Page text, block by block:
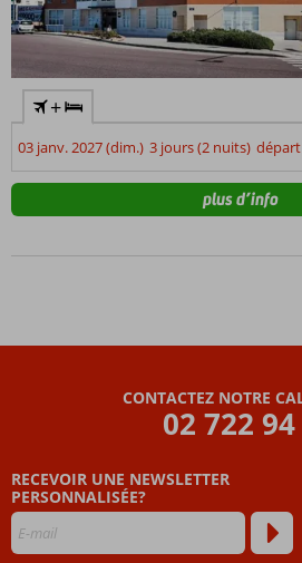
+
03 janv. 2027 (dim.) 3 jours (2 nuits)
plus d’info
CONTACTEZ NOTRE
02 722
RECEVOIR UNE NEWSLETTER
PERSONNALISÉE?